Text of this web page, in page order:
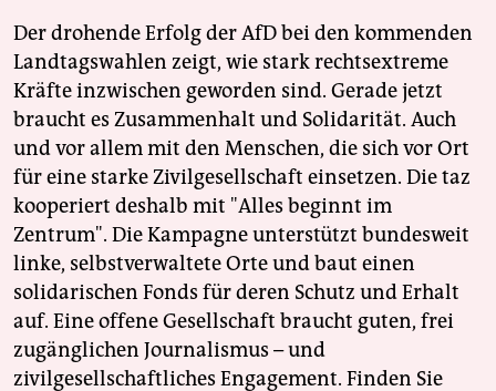
Der drohende Erfolg der AfD bei den kommenden
Landtagswahlen zeigt, wie stark rechtsextreme
Kräfte inzwischen geworden sind. Gerade jetzt
braucht es Zusammenhalt und Solidarität. Auch
und vor allem mit den Menschen, die sich vor Ort
für eine starke Zivilgesellschaft einsetzen. Die taz
kooperiert deshalb mit "Alles beginnt im
Zentrum". Die Kampagne unterstützt bundesweit
linke, selbstverwaltete Orte und baut einen
solidarischen Fonds für deren Schutz und Erhalt
auf. Eine offene Gesellschaft braucht guten, frei
zugänglichen Journalismus – und
zivilgesellschaftliches Engagement. Finden Sie